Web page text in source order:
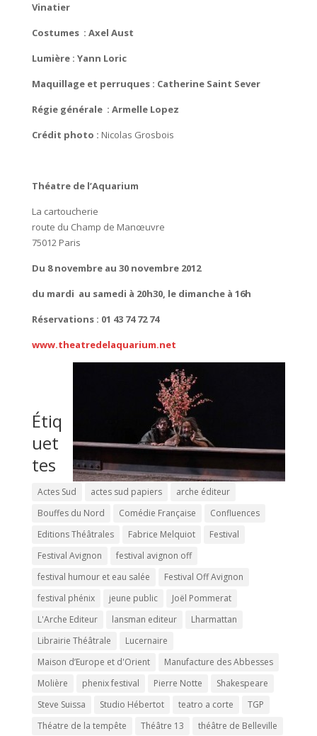
Vinatier
Costumes : Axel Aust
Lumière : Yann Loric
Maquillage et perruques : Catherine Saint Sever
Régie générale : Armelle Lopez
Crédit photo : Nicolas Grosbois
Théatre de l’Aquarium
La cartoucherie
route du Champ de Manœuvre
75012 Paris
Du 8 novembre au 30 novembre 2012
du mardi au samedi à 20h30, le dimanche à 16h
Réservations : 01 43 74 72 74
www.theatredelaquarium.net
Étiq
uet
tes
Actes Sud actes sud papiers
arche éditeur
Bouffes du Nord
Comédie Française
Confluences
Editions Théâtrales
Fabrice Melquiot
Festival
Festival Avignon
festival avignon off
festival humour et eau salée
Festival Off Avignon
festival phénix
jeune public
Joël Pommerat
L'Arche Editeur
lansman editeur
Lharmattan
Librairie Théâtrale
Lucernaire
Maison d’Europe et d'Orient
Manufacture des Abbesses
Molière
phenix festival Pierre Notte
Shakespeare
Steve Suissa
Studio Hébertot teatro a corte
TGP
Théatre de la tempête
Théâtre 13 théâtre de Belleville